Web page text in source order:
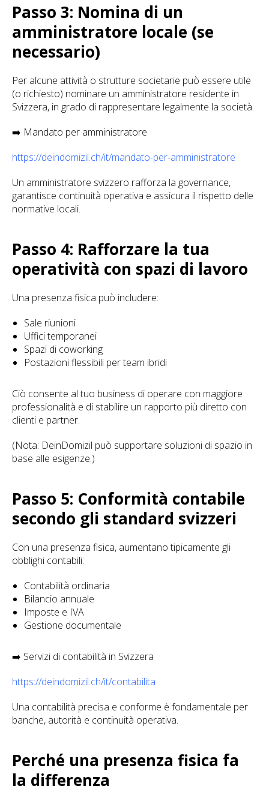
Passo 3: Nomina di un
amministratore locale (se
necessario)
Per alcune attività o strutture societarie può essere utile
(o richiesto) nominare un amministratore residente in
Svizzera, in grado di rappresentare legalmente la società.
➡️ Mandato per amministratore
https://deindomizil.ch/it/mandato-per-amministratore
Un amministratore svizzero rafforza la governance,
garantisce continuità operativa e assicura il rispetto delle
normative locali.
Passo 4: Rafforzare la tua
operatività con spazi di lavoro
Una presenza fisica può includere:
Sale riunioni
Uffici temporanei
Spazi di coworking
Postazioni flessibili per team ibridi
Ciò consente al tuo business di operare con maggiore
professionalità e di stabilire un rapporto più diretto con
clienti e partner.
(Nota: DeinDomizil può supportare soluzioni di spazio in
base alle esigenze.)
Passo 5: Conformità contabile
secondo gli standard svizzeri
Con una presenza fisica, aumentano tipicamente gli
obblighi contabili:
Contabilità ordinaria
Bilancio annuale
Imposte e IVA
Gestione documentale
➡️ Servizi di contabilità in Svizzera
https://deindomizil.ch/it/contabilita
Una contabilità precisa e conforme è fondamentale per
banche, autorità e continuità operativa.
Perché una presenza fisica fa
la differenza